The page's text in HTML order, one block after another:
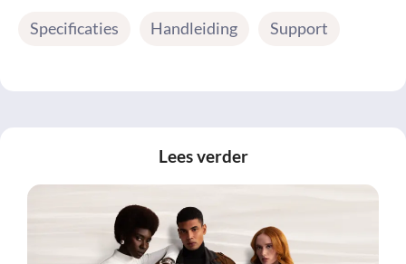
Specificaties Handleiding Support
Lees verder